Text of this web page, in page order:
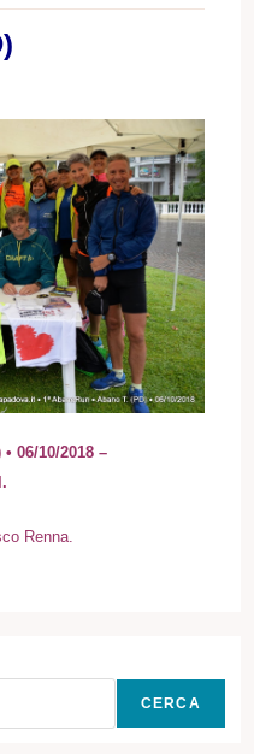
• 06/10/2018 –
Renna.
CERCA